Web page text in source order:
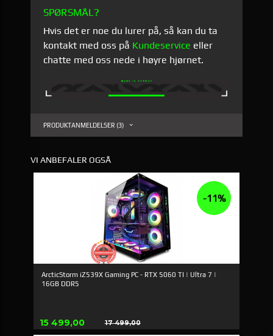
SPØRSMÅL?
Hvis det er noe du lurer på, så kan du ta
kontakt med oss på Kundeservice eller
chatte med oss nede i høyre hjørnet.
PRODUKTANMELDELSER (3)
VI ANBEFALER OGSÅ
ArcticStorm iZ539X Gaming PC - RTX 5060 TI | Ultra 7 |
16GB DDR5
Tilbud
15 499,00 17 499,00
Rabatt
-11%